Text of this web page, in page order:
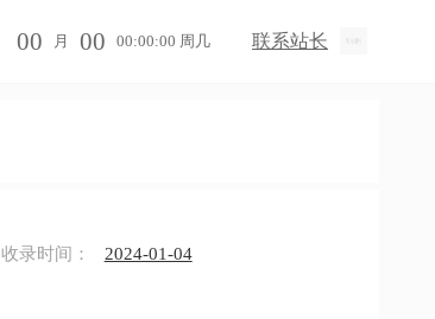
00 月 00 00:00:00 周几 联系站长
收录时间： 2024-01-04